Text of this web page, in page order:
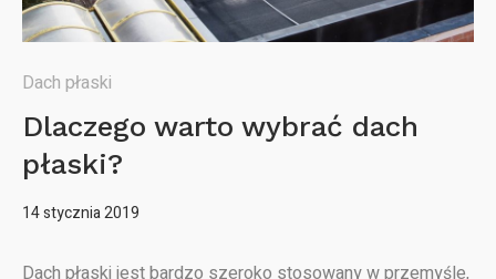
Dach płaski
Dlaczego warto wybrać dach
płaski?
14 stycznia 2019